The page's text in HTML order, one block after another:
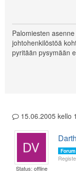
Palomiesten asenne
johtohenkilöstöä
pyritään pysymään
15.06.2005 kello
Status: offline